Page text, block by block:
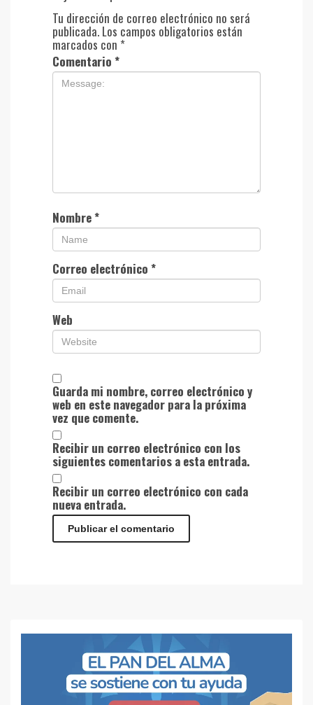
Tu dirección de correo electrónico no será
publicada. Los campos obligatorios están
marcados con *
Comentario *
Nombre*
Correo electrónico *
Web
Guarda mi nombre, correo electrónico y
web en este navegador para la próxima
vez que comente.
Recibir un correo electrónico con los
siguientes comentarios a esta entrada.
Recibir un correo electrónico con cada
nueva entrada.